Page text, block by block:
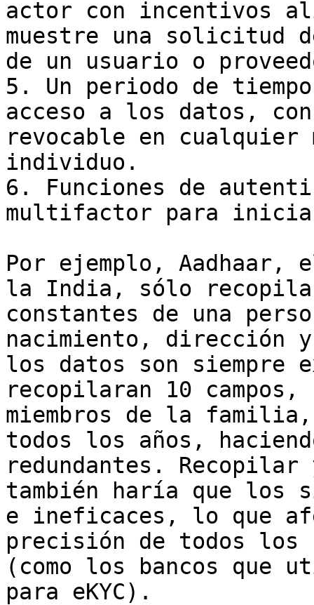
actor con incentivos
muestre una solicitud
de un usuario o
5. Un periodo de
acceso a los datos,
revocable en cualquier
individuo.
6. Funciones de
multifactor para
Por ejemplo, Aadhaar,
la India, sólo recopila
constantes de una
nacimiento, dirección
los datos son siempre
recopilaran 10
miembros de la
todos los años,
redundantes. Recopilar
también haría que los
e ineficaces, lo que
precisión de todos
(como los bancos que
para eKYC).